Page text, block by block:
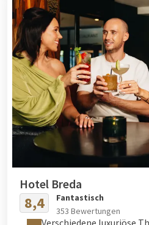
Hotel Breda
8,4
Fantastisch
353 Bewertungen